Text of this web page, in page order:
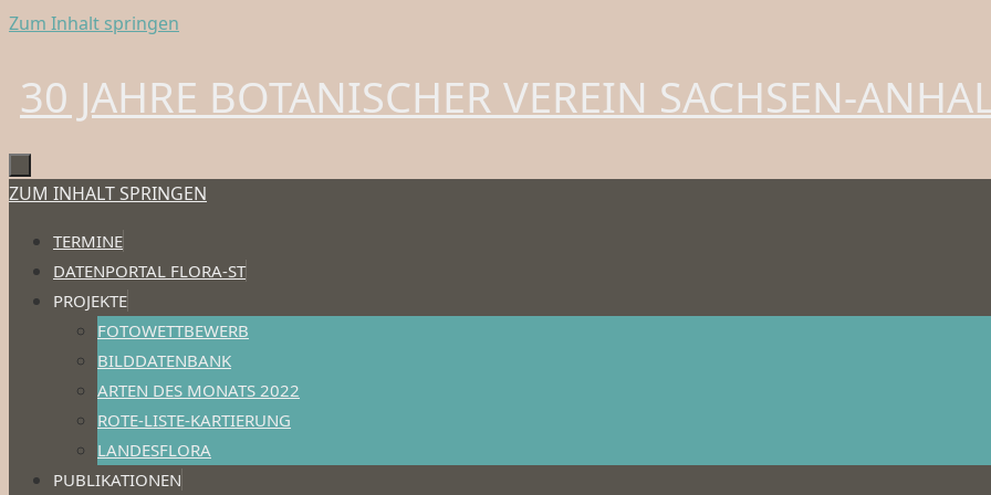
Zum Inhalt springen
30 JAHRE BOTANISCHER VEREIN SACHSEN-
ZUM INHALT SPRINGEN
TERMINE
DATENPORTAL FLORA-ST
PROJEKTE
FOTOWETTBEWERB
BILDDATENBANK
ARTEN DES MONATS 2022
ROTE-LISTE-KARTIERUNG
LANDESFLORA
PUBLIKATIONEN